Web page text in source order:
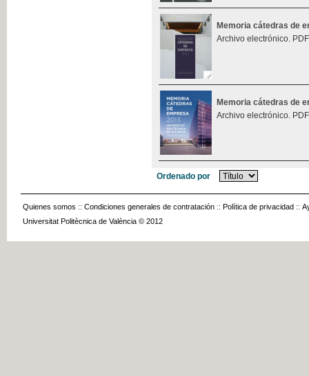
Memoria cátedras de
Archivo electrónico.
Memoria cátedras de
Archivo electrónico.
Ordenado por
Quienes somos :: Condiciones generales de contratación :: Política de privacidad ::
Universitat Politècnica de València © 2012